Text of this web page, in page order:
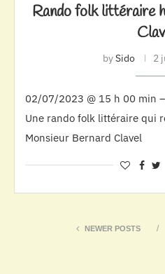
Rando folk littéraire
bySido 2
02/07/2023 @ 15 h 00 min –
Une rando folk littéraire qui
Monsieur Bernard Clavel
NEWER POSTS